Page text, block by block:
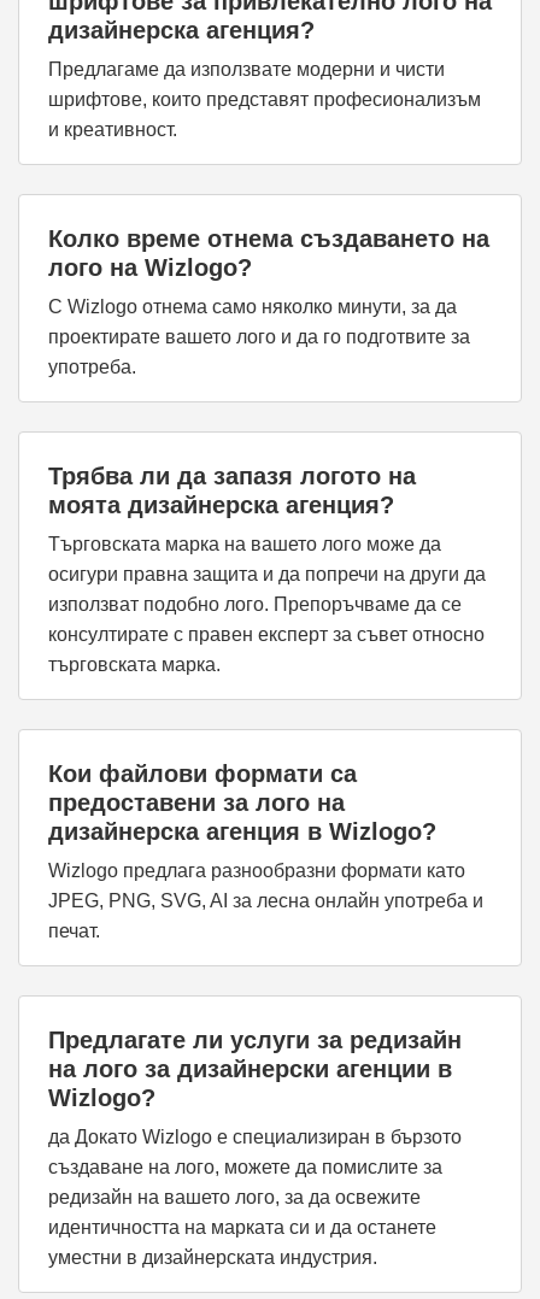
дизайнерска агенция?
Предлагаме да използвате модерни и чисти
шрифтове, които представят професионализъм
и креативност.
Колко време отнема създаването на
лого на Wizlogo?
С Wizlogo отнема само няколко минути, за да
проектирате вашето лого и да го подготвите за
употреба.
Трябва ли да запазя логото на
моята дизайнерска агенция?
Търговската марка на вашето лого може да
осигури правна защита и да попречи на други да
използват подобно лого. Препоръчваме да се
консултирате с правен експерт за съвет относно
търговската марка.
Кои файлови формати са
предоставени за лого на
дизайнерска агенция в Wizlogo?
Wizlogo предлага разнообразни формати като
JPEG, PNG, SVG, AI за лесна онлайн употреба и
печат.
Предлагате ли услуги за редизайн
на лого за дизайнерски агенции в
Wizlogo?
да Докато Wizlogo е специализиран в бързото
създаване на лого, можете да помислите за
редизайн на вашето лого, за да освежите
идентичността на марката си и да останете
уместни в дизайнерската индустрия.